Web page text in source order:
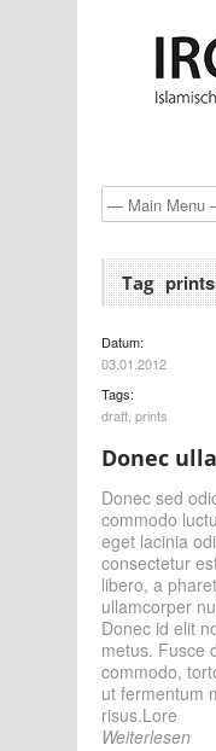
Tag prints
Datum:
03.01.2012
Tags:
draft prints
Donec
Donec sed
commodo
eget lacinia
consectetur
libero, a
ullamcorper
Donec id elit
metus. Fusce
commodo,
ut fermentum
risus.Lore
Weiterlesen